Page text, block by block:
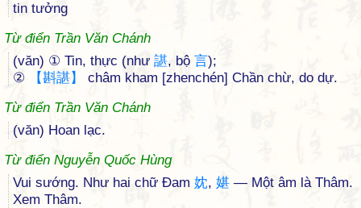
tin tưởng
Từ điển Trần Văn Chánh
(văn) ① Tin, thực (như 諶, bộ 言);
②
【斟諶】
châm kham [zhenchén] Chần chừ, do dự.
Từ điển Trần Văn Chánh
(văn) Hoan lạc.
Từ điển Nguyễn Quốc Hùng
Vui sướng. Như hai chữ Đam 妉, 媅 — Một âm là Thâm.
Xem Thâm.